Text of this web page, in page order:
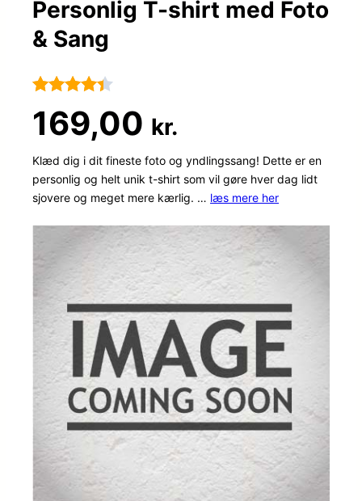
Personlig T-shirt med Foto
& Sang
som4.3
ud af 5
baseret
på
kundebedø
mmelser
169,00 kr.
Klæd dig i dit fineste foto og yndlingssang! Dette er en
personlig og helt unik t-shirt som vil gøre hver dag lidt
sjovere og meget mere kærlig. … læs mere her